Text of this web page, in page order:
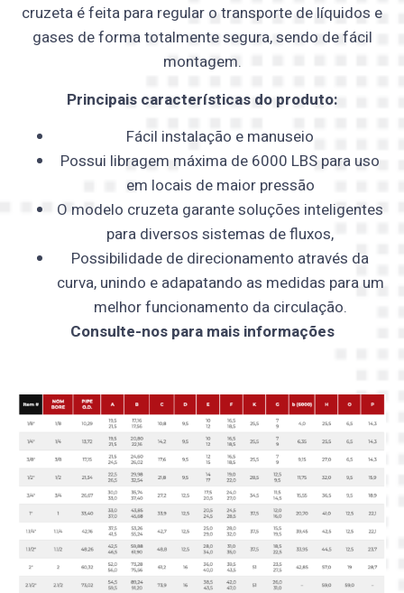
cruzeta é feita para regular o transporte de líquidos e
gases de forma totalmente segura, sendo de fácil
montagem.
Principais características do produto:
Fácil instalação e manuseio
Possui libragem máxima de 6000 LBS para uso
em locais de maior pressão
O modelo cruzeta garante soluções inteligentes
para diversos sistemas de fluxos,
Possibilidade de direcionamento através da
curva, unindo e adapatando as medidas para um
melhor funcionamento da circulação.
Consulte-nos para mais informações